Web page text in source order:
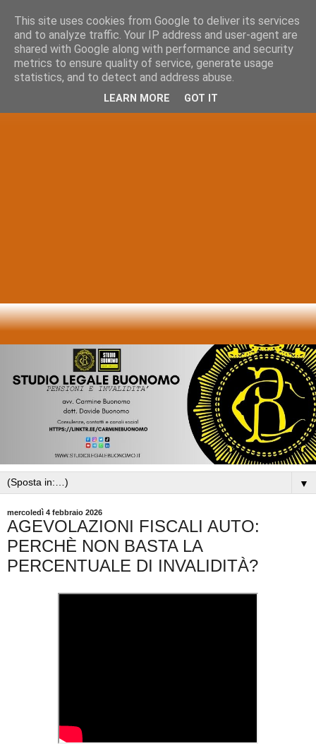
▼
mercoledì 4 febbraio 2026
AGEVOLAZIONI FISCALI AUTO:
PERCHÈ NON BASTA LA
PERCENTUALE DI INVALIDITÀ?
This site uses cookies from Google to deliver its services
and to analyze traffic. Your IP address and user-agent are
shared with Google along with performance and security
metrics to ensure quality of service, generate usage
statistics, and to detect and address abuse.
LEARN MORE GOT IT